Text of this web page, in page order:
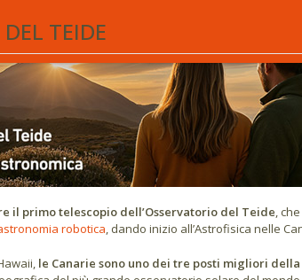
TEIDE
il primo telescopio dell’Osservatorio del Teide,
robotica, dando inizio all’Astrofisica nelle
le Canarie sono uno dei tre posti migliori